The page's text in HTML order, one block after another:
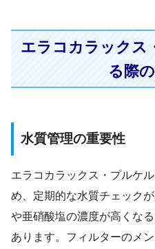
エラコカラックス
る際
水質管理の重要性
エラコカラックス・プルケ
め、定期的な水質チェック
や亜硝酸塩の濃度が高くな
あります。フィルターのメ